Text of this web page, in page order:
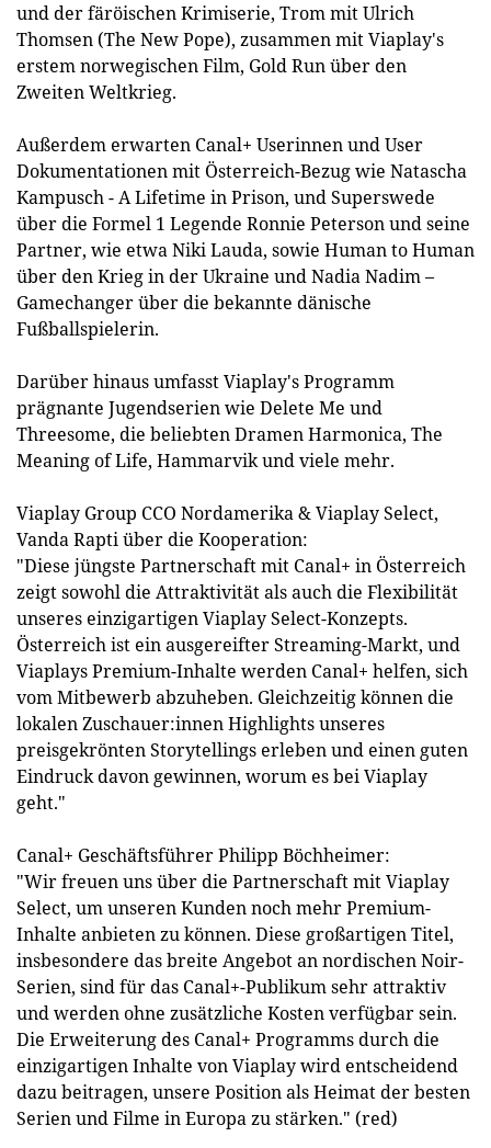
und der färöischen Krimiserie, Trom mit Ulrich
Thomsen (The New Pope), zusammen mit Viaplay's
erstem norwegischen Film, Gold Run über den
Zweiten Weltkrieg.
Außerdem erwarten Canal+ Userinnen und User
Dokumentationen mit Österreich-Bezug wie Natascha
Kampusch - A Lifetime in Prison, und Superswede
über die Formel 1 Legende Ronnie Peterson und seine
Partner, wie etwa Niki Lauda, sowie Human to Human
über den Krieg in der Ukraine und Nadia Nadim –
Gamechanger über die bekannte dänische
Fußballspielerin.
Darüber hinaus umfasst Viaplay's Programm
prägnante Jugendserien wie Delete Me und
Threesome, die beliebten Dramen Harmonica, The
Meaning of Life, Hammarvik und viele mehr.
Viaplay Group CCO Nordamerika & Viaplay Select,
Vanda Rapti über die Kooperation:
"Diese jüngste Partnerschaft mit Canal+ in Österreich
zeigt sowohl die Attraktivität als auch die Flexibilität
unseres einzigartigen Viaplay Select-Konzepts.
Österreich ist ein ausgereifter Streaming-Markt, und
Viaplays Premium-Inhalte werden Canal+ helfen, sich
vom Mitbewerb abzuheben. Gleichzeitig können die
lokalen Zuschauer:innen Highlights unseres
preisgekrönten Storytellings erleben und einen guten
Eindruck davon gewinnen, worum es bei Viaplay
geht."
Canal+ Geschäftsführer Philipp Böchheimer:
"Wir freuen uns über die Partnerschaft mit Viaplay
Select, um unseren Kunden noch mehr Premium-
Inhalte anbieten zu können. Diese großartigen Titel,
insbesondere das breite Angebot an nordischen Noir-
Serien, sind für das Canal+-Publikum sehr attraktiv
und werden ohne zusätzliche Kosten verfügbar sein.
Die Erweiterung des Canal+ Programms durch die
einzigartigen Inhalte von Viaplay wird entscheidend
dazu beitragen, unsere Position als Heimat der besten
Serien und Filme in Europa zu stärken." (red)